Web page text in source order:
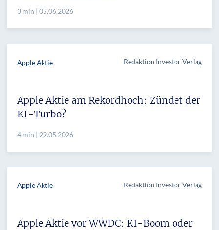
3 min | 05.06.2026
Apple Aktie Redaktion Investor Verlag
Apple Aktie am Rekordhoch: Zündet der
KI-Turbo?
4 min | 29.05.2026
Apple Aktie Redaktion Investor Verlag
Apple Aktie vor WWDC: KI-Boom oder